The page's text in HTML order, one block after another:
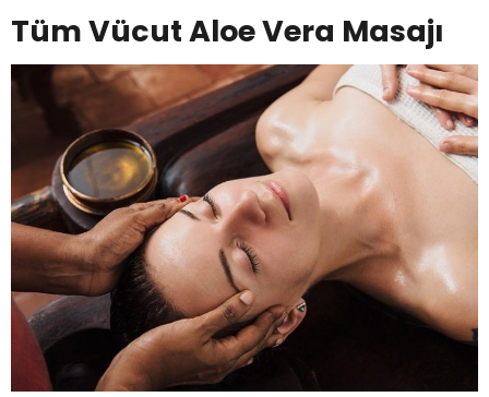
Tüm Vücut Aloe Vera Masajı